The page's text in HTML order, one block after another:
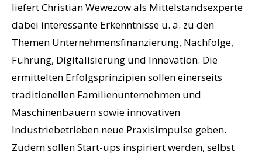
liefert Christian Wewezow als Mittelstandsexperte
dabei interessante Erkenntnisse u. a. zu den
Themen Unternehmensfinanzierung, Nachfolge,
Führung, Digitalisierung und Innovation. Die
ermittelten Erfolgsprinzipien sollen einerseits
traditionellen Familienunternehmen und
Maschinenbauern sowie innovativen
Industriebetrieben neue Praxisimpulse geben.
Zudem sollen Start-ups inspiriert werden, selbst